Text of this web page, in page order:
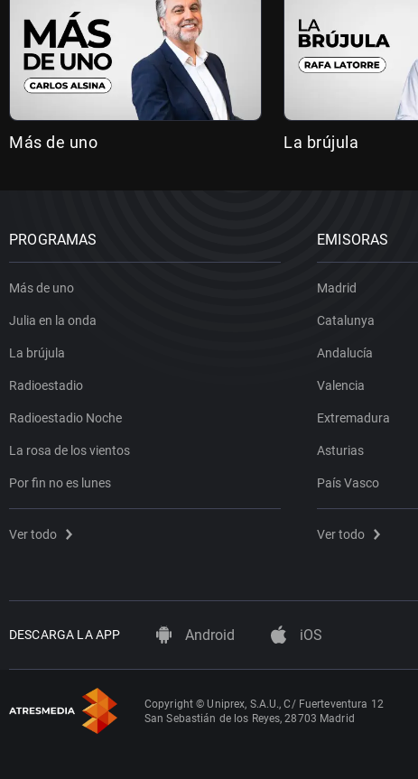
Más de uno La brújula
PROGRAMAS
Más de uno
Julia en la onda
La brújula
Radioestadio
Radioestadio Noche
La rosa de los vientos
Por fin no es lunes
Ver todo
EMISORAS
Madrid
Catalunya
Andalucía
Valencia
Extremadura
Asturias
País Vasco
Ver todo
DESCARGA LA APP Android iOS
Copyright © Uniprex, S.A.U., C/ Fuerteventura 12
San Sebastián de los Reyes, 28703 Madrid